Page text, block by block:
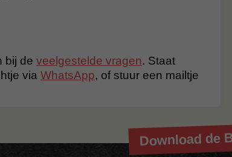
bij de veelgestelde vragen. Staat
via WhatsApp, of stuur een mailtje
Download de